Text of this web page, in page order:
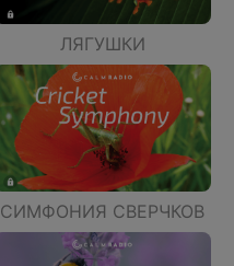
ЛЯГУШКИ
СИМФОНИЯ СВЕРЧКОВ